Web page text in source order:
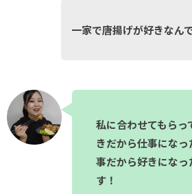
一家で唐揚げが好きなん
私に合わせてもらっ
きだから仕事にな
事だから好きにな
す！